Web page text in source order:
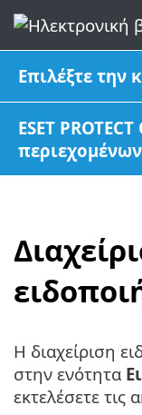
Επιλέξτε την
ESET
περιεχομένων
Η διαχείριση
στην ενότητα
εκτελέσετε τις